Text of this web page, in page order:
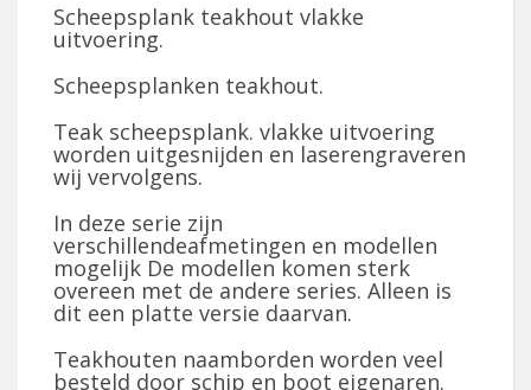
Scheepsplank teakhout vlakke
uitvoering.
Scheepsplanken teakhout.
Teak scheepsplank. vlakke uitvoering
worden uitgesnijden en laserengraveren
wij vervolgens.
In deze serie zijn
verschillendeafmetingen en modellen
mogelijk De modellen komen sterk
overeen met de andere series. Alleen is
dit een platte versie daarvan.
Teakhouten naamborden worden veel
besteld door schip en boot eigenaren.